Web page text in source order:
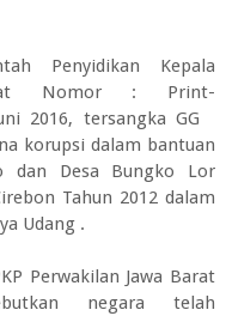
Penyidikan Kepala
Nomor : Print-
2016, tersangka GG
korupsi dalam bantuan
dan Desa Bungko Lor
Tahun 2012 dalam
Udang .
Perwakilan Jawa Barat
negara telah